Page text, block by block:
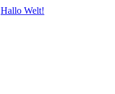
Hallo Welt!